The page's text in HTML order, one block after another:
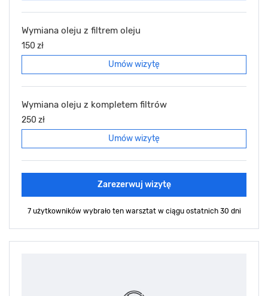
Wymiana oleju z filtrem oleju
150 zł
Umów wizytę
Wymiana oleju z kompletem filtrów
250 zł
Umów wizytę
Zarezerwuj wizytę
7 użytkowników wybrało ten warsztat w ciągu ostatnich 30 dni